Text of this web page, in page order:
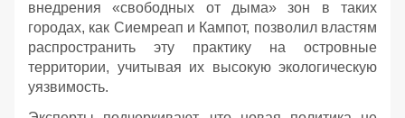
внедрения «свободных от дыма» зон в таких
городах, как Сиемреап и Кампот, позволил властям
распространить эту практику на островные
территории, учитывая их высокую экологическую
уязвимость.